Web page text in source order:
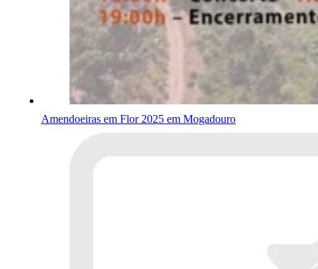
Amendoeiras em Flor 2025 em Mogadouro